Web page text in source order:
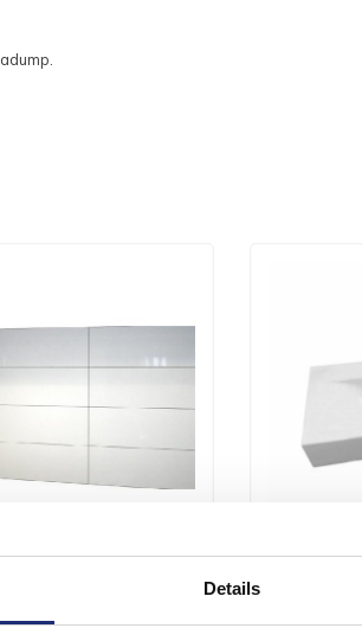
Details
23,3X120, Mat
Zonder